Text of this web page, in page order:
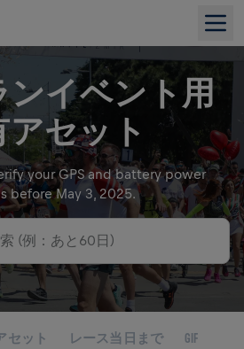
イベント用
アセット
your GPS and battery power
before May 3, 2025.
あと60日)
セット レース当日まで GIF